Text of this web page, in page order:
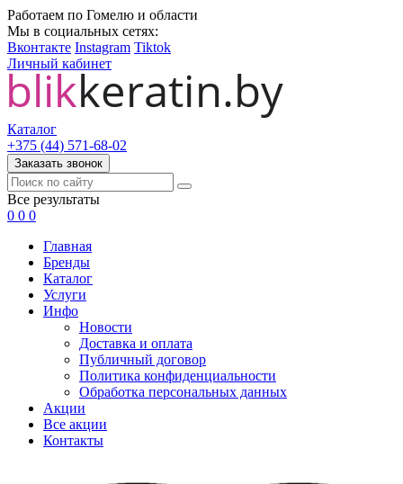
Работаем по Гомелю и области
Мы в социальных сетях:
Вконтакте Instagram Tiktok
Личный кабинет
Каталог
+375 (44) 571-68-02
Заказать звонок
Все результаты
0 0 0
Главная
Бренды
Каталог
Услуги
Инфо
Новости
Доставка и оплата
Публичный договор
Политика конфиденциальности
Обработка персональных данных
Акции
Все акции
Контакты